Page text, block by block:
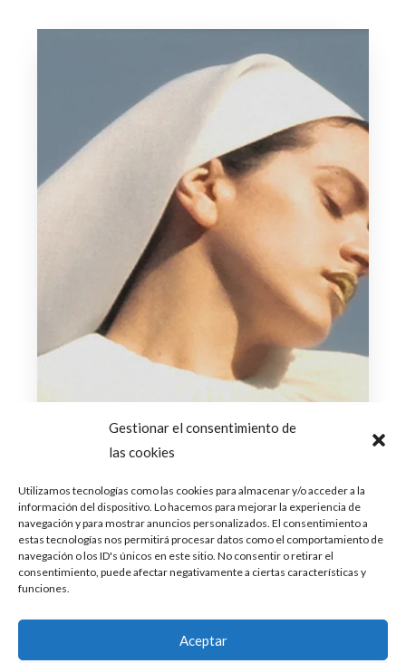
Gestionar el consentimiento de
las cookies
Utilizamos tecnologías como las cookies para almacenar y/o acceder a la
información del dispositivo. Lo hacemos para mejorar la experiencia de
navegación y para mostrar anuncios personalizados. El consentimiento a
estas tecnologías nos permitirá procesar datos como el comportamiento de
navegación o los ID's únicos en este sitio. No consentir o retirar el
consentimiento, puede afectar negativamente a ciertas características y
funciones.
Aceptar